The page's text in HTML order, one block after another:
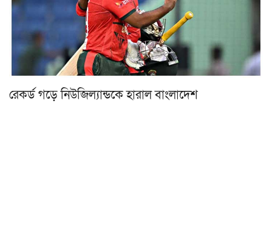
রেকর্ড গড়ে নিউজিল্যান্ডকে হারাল বাংলাদেশ